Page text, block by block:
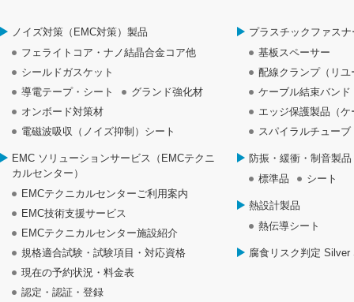
ノイズ対策（EMC対策）製品
フェライトコア・ナノ結晶合金コア他
シールドガスケット
導電テープ・シート
グランド強化材
オンボード対策材
電磁波吸収（ノイズ抑制）シート
EMC ソリューションサービス（EMCテクニ
カルセンター）
EMCテクニカルセンターご利用案内
EMC技術支援サービス
EMCテクニカルセンター施設紹介
規格適合試験・試験項目・対応資格
現在の予約状況・料金表
認定・認証・登録
プラスチックファス
基板スペーサー
配線クランプ（リ
ケーブル結束バンド
エッジ保護製品（
スパイラルチューブ
防振・緩衝・制音製品
標準品
シート
熱設計製品
熱伝導シート
腐食リスク判定